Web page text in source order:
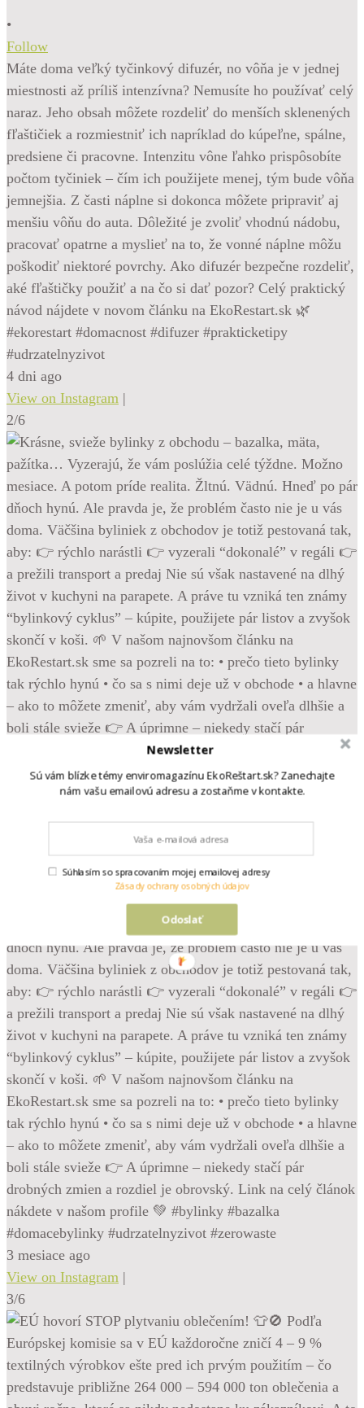
•
Follow
Máte doma veľký tyčinkový difuzér, no vôňa je v jednej
miestnosti až príliš intenzívna? Nemusíte ho používať celý
naraz. Jeho obsah môžete rozdeliť do menších sklenených
fľaštičiek a rozmiestniť ich napríklad do kúpeľne, spálne,
predsiene či pracovne. Intenzitu vône ľahko prispôsobíte
počtom tyčiniek – čím ich použijete menej, tým bude vôňa
jemnejšia. Z časti náplne si dokonca môžete pripraviť aj
menšiu vôňu do auta. Dôležité je zvoliť vhodnú nádobu,
pracovať opatrne a myslieť na to, že vonné náplne môžu
poškodiť niektoré povrchy. Ako difuzér bezpečne rozdeliť,
aké fľaštičky použiť a na čo si dať pozor? Celý praktický
návod nájdete v novom článku na EkoRestart.sk 🌿
#ekorestart #domacnost #difuzer #prakticketipy
#udrzatelnyzivot
4 dni ago
View on Instagram |
2/6
Krásne, svieže bylinky z obchodu – bazalka, mäta,
pažítka… Vyzerajú, že vám poslúžia celé týždne. Možno
mesiace. A potom príde realita. Žltnú. Vädnú. Hneď po pár
dňoch hynú. Ale pravda je, že problém často nie je u vás
doma. Väčšina byliniek z obchodov je totiž pestovaná tak,
aby: 👉 rýchlo narástli 👉 vyzerali “dokonalé” v regáli 👉
a prežili transport a predaj Nie sú však nastavené na dlhý
život v kuchyni na parapete. A práve tu vzniká ten známy
“bylinkový cyklus” – kúpite, použijete pár listov a zvyšok
skončí v koši. 🌱 V našom najnovšom článku na
EkoRestart.sk sme sa pozreli na to: • prečo tieto bylinky
tak rýchlo hynú • čo sa s nimi deje už v obchode • a hlavne
– ako to môžete zmeniť, aby vám vydržali oveľa dlhšie a
boli stále svieže 👉 A úprimne – niekedy stačí pár
drobných zmien a rozdiel je obrovský. Link na celý článok
nákdete v našom profile 💚 #bylinky #bazalka
#domacebylinky #udrzatelnyzivot #zerowaste
3 mesiace ago
View on Instagram |
3/6
Newsletter
Sú vám blízke témy enviromagazínu EkoReštart.sk? Zanechajte
nám vašu emailovú adresu a zostaňme v kontakte.
Odoslať
Súhlasím so spracovaním mojej emailovej adresy
Zásady ochrany osobných údajov